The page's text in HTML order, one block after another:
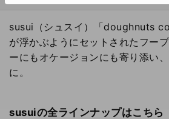
susui（シュスイ）「doughnuts
が浮かぶようにセットされたフー
ーにもオケージョンにも寄り添い
に。
susuiの全ラインナップはこちら